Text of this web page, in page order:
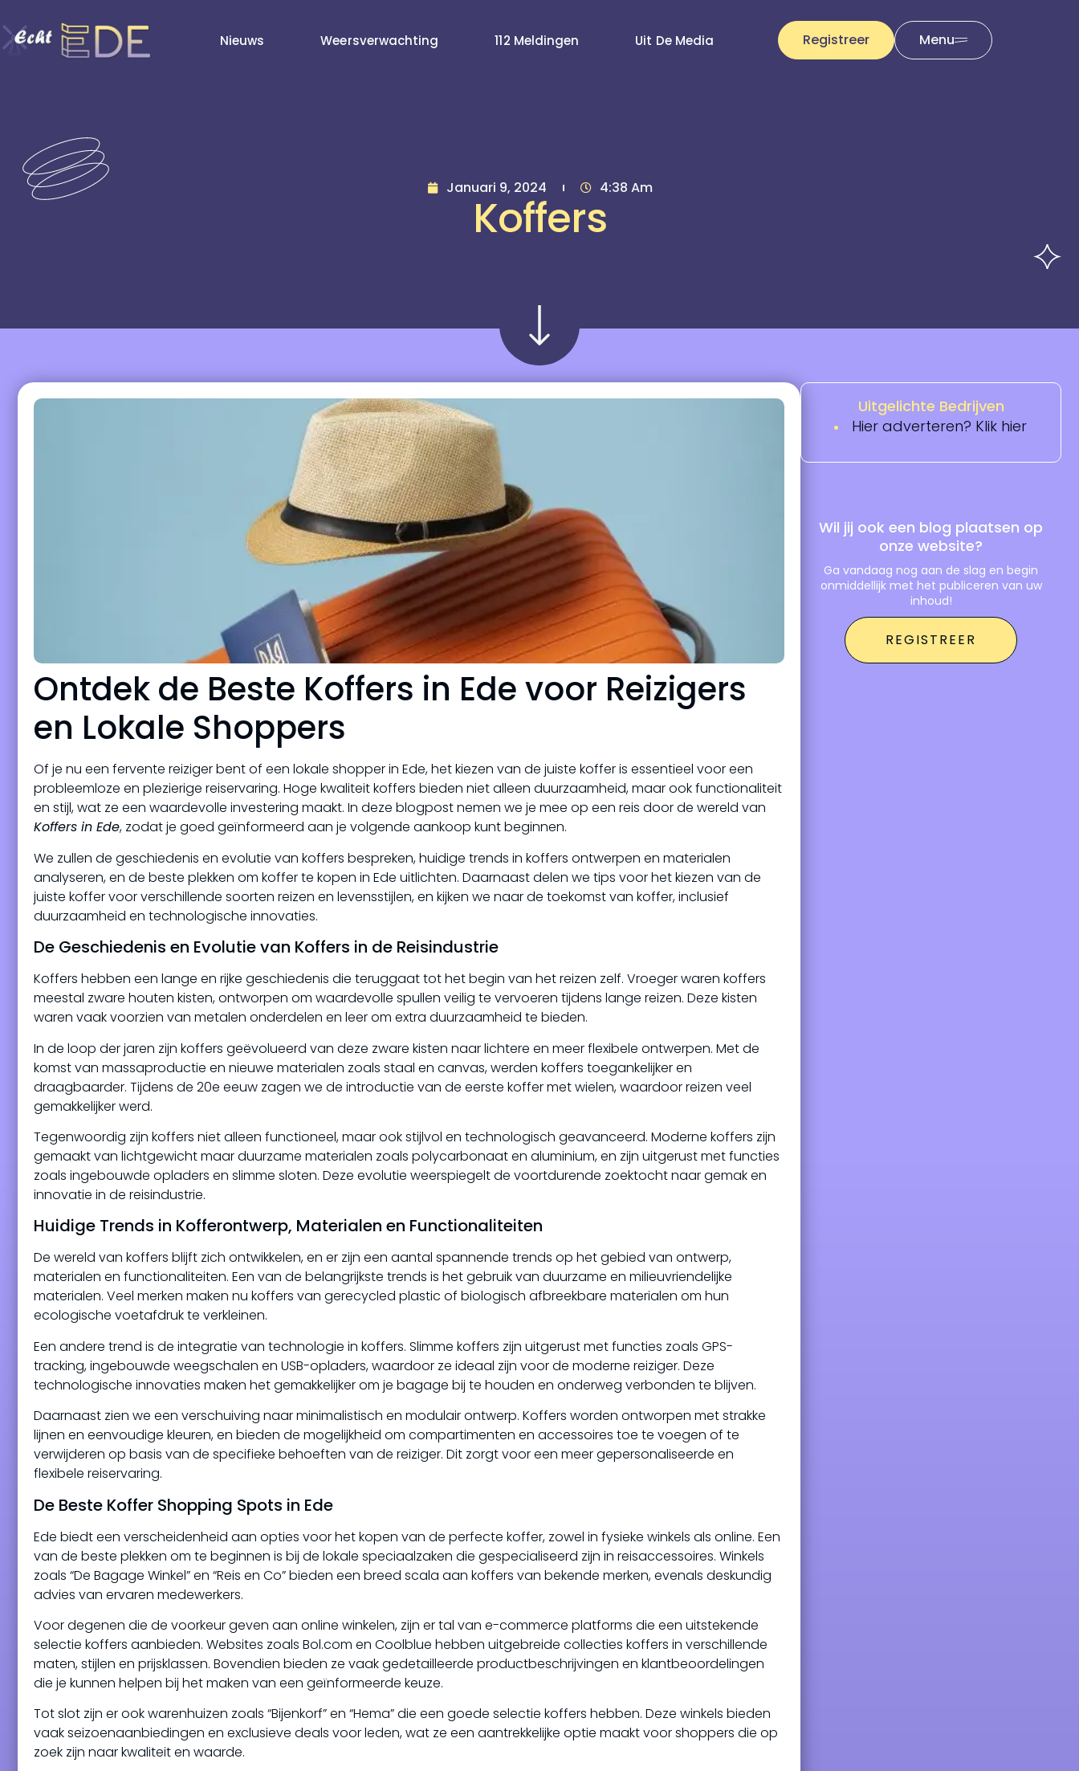
Nieuws Weersverwachting 112 Meldingen Uit De Media Registreer Menu
Januari 9, 2024 4:38 Am
Koffers
Ontdek de Beste Koffers in Ede voor Reizigers
en Lokale Shoppers
Of je nu een fervente reiziger bent of een lokale shopper in Ede, het kiezen van de juiste koffer is essentieel voor een
probleemloze en plezierige reiservaring. Hoge kwaliteit koffers bieden niet alleen duurzaamheid, maar ook functionaliteit
en stijl, wat ze een waardevolle investering maakt. In deze blogpost nemen we je mee op een reis door de wereld van
Koffers in Ede, zodat je goed geïnformeerd aan je volgende aankoop kunt beginnen.
We zullen de geschiedenis en evolutie van koffers bespreken, huidige trends in koffers ontwerpen en materialen
analyseren, en de beste plekken om koffer te kopen in Ede uitlichten. Daarnaast delen we tips voor het kiezen van de
juiste koffer voor verschillende soorten reizen en levensstijlen, en kijken we naar de toekomst van koffer, inclusief
duurzaamheid en technologische innovaties.
De Geschiedenis en Evolutie van Koffers in de Reisindustrie
Koffers hebben een lange en rijke geschiedenis die teruggaat tot het begin van het reizen zelf. Vroeger waren koffers
meestal zware houten kisten, ontworpen om waardevolle spullen veilig te vervoeren tijdens lange reizen. Deze kisten
waren vaak voorzien van metalen onderdelen en leer om extra duurzaamheid te bieden.
In de loop der jaren zijn koffers geëvolueerd van deze zware kisten naar lichtere en meer flexibele ontwerpen. Met de
komst van massaproductie en nieuwe materialen zoals staal en canvas, werden koffers toegankelijker en
draagbaarder. Tijdens de 20e eeuw zagen we de introductie van de eerste koffer met wielen, waardoor reizen veel
gemakkelijker werd.
Tegenwoordig zijn koffers niet alleen functioneel, maar ook stijlvol en technologisch geavanceerd. Moderne koffers zijn
gemaakt van lichtgewicht maar duurzame materialen zoals polycarbonaat en aluminium, en zijn uitgerust met functies
zoals ingebouwde opladers en slimme sloten. Deze evolutie weerspiegelt de voortdurende zoektocht naar gemak en
innovatie in de reisindustrie.
Huidige Trends in Kofferontwerp, Materialen en Functionaliteiten
De wereld van koffers blijft zich ontwikkelen, en er zijn een aantal spannende trends op het gebied van ontwerp,
materialen en functionaliteiten. Een van de belangrijkste trends is het gebruik van duurzame en milieuvriendelijke
materialen. Veel merken maken nu koffers van gerecycled plastic of biologisch afbreekbare materialen om hun
ecologische voetafdruk te verkleinen.
Een andere trend is de integratie van technologie in koffers. Slimme koffers zijn uitgerust met functies zoals GPS-
tracking, ingebouwde weegschalen en USB-opladers, waardoor ze ideaal zijn voor de moderne reiziger. Deze
technologische innovaties maken het gemakkelijker om je bagage bij te houden en onderweg verbonden te blijven.
Daarnaast zien we een verschuiving naar minimalistisch en modulair ontwerp. Koffers worden ontworpen met strakke
lijnen en eenvoudige kleuren, en bieden de mogelijkheid om compartimenten en accessoires toe te voegen of te
verwijderen op basis van de specifieke behoeften van de reiziger. Dit zorgt voor een meer gepersonaliseerde en
flexibele reiservaring.
De Beste Koffer Shopping Spots in Ede
Ede biedt een verscheidenheid aan opties voor het kopen van de perfecte koffer, zowel in fysieke winkels als online. Een
van de beste plekken om te beginnen is bij de lokale speciaalzaken die gespecialiseerd zijn in reisaccessoires. Winkels
zoals “De Bagage Winkel” en “Reis en Co” bieden een breed scala aan koffers van bekende merken, evenals deskundig
advies van ervaren medewerkers.
Voor degenen die de voorkeur geven aan online winkelen, zijn er tal van e-commerce platforms die een uitstekende
selectie koffers aanbieden. Websites zoals Bol.com en Coolblue hebben uitgebreide collecties koffers in verschillende
maten, stijlen en prijsklassen. Bovendien bieden ze vaak gedetailleerde productbeschrijvingen en klantbeoordelingen
die je kunnen helpen bij het maken van een geïnformeerde keuze.
Tot slot zijn er ook warenhuizen zoals “Bijenkorf” en “Hema” die een goede selectie koffers hebben. Deze winkels bieden
vaak seizoenaanbiedingen en exclusieve deals voor leden, wat ze een aantrekkelijke optie maakt voor shoppers die op
zoek zijn naar kwaliteit en waarde.
Uitgelichte Bedrijven
Hier adverteren? Klik hier
Wil jij ook een blog plaatsen op
onze website?
Ga vandaag nog aan de slag en begin
onmiddellijk met het publiceren van uw
inhoud!
REGISTREER